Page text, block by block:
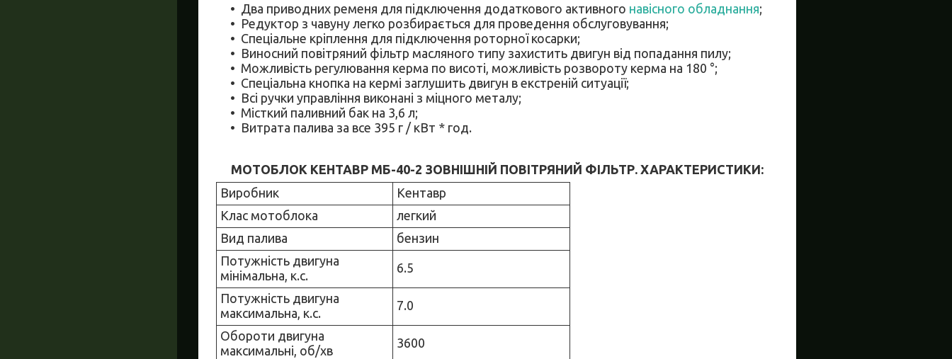
Два приводних ременя для підключення додаткового активного навісного обладнання;
Редуктор з чавуну легко розбирається для проведення обслуговування;
Спеціальне кріплення для підключення роторної косарки;
Виносний повітряний фільтр масляного типу захистить двигун від попадання пилу;
Можливість регулювання керма по висоті, можливість розвороту керма на 180 °;
Спеціальна кнопка на кермі заглушить двигун в екстреній ситуації;
Всі ручки управління виконані з міцного металу;
Місткий паливний бак на 3,6 л;
Витрата палива за все 395 г / кВт * год.
МОТОБЛОК КЕНТАВР МБ-40-2 ЗОВНІШНІЙ ПОВІТРЯНИЙ ФІЛЬТР. ХАРАКТЕРИСТИКИ:
Виробник
Кентавр
Клас мотоблока
легкий
Вид палива
бензин
Потужність двигуна
мінімальна, к.с.
6.5
Потужність двигуна
максимальна, к.с.
7.0
Обороти двигуна
максимальні, об/хв
3600